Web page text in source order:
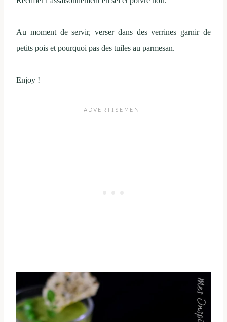
Au moment de servir, verser dans des verrines garnir de
petits pois et pourquoi pas des tuiles au parmesan.
Enjoy !